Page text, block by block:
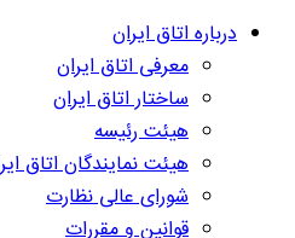
درباره اتاق ایران
معرفی اتاق ایران
ساختار اتاق ایران
هیئت رئیسه
هیئت نمایندگان اتاق
شورای عالی نظارت
قوانین و مقررات